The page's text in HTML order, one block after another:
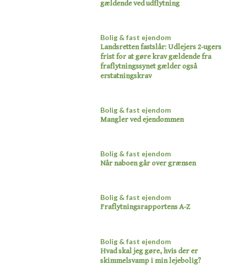
gældende ved udflytning​
Bolig & fast ejendom
Landsretten fastslår: Udlejers 2-ugers
frist for at gøre krav gældende fra
fraflytningssynet gælder også
erstatningskrav​
Bolig & fast ejendom
Mangler ved ejendommen​
Bolig & fast ejendom
Når naboen går over grænsen​
Bolig & fast ejendom
Fraflytningsrapportens A-Z​
Bolig & fast ejendom
Hvad skal jeg gøre, hvis der er
skimmelsvamp i min lejebolig?